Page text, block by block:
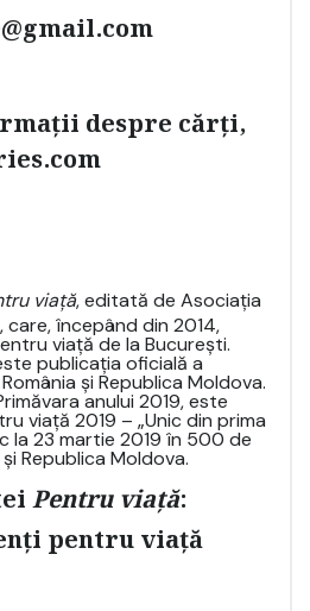
despre cărți,
viață, editată de Asociația
începând din 2014,
viață de la București.
publicația oficială a
și Republica Moldova.
anului 2019, este
viață 2019 – „Unic din prima
la 23 martie 2019 în 500 de
Republica Moldova.
Pentru viață:
pentru viață